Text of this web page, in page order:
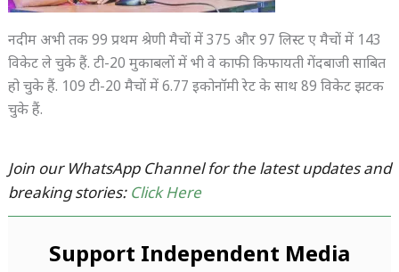
नदीम अभी तक 99 प्रथम श्रेणी मैचों में 375 और 97 लिस्ट ए मैचों में 143
विकेट ले चुके हैं. टी-20 मुकाबलों में भी वे काफी किफायती गेंदबाजी साबित
हो चुके हैं. 109 टी-20 मैचों में 6.77 इकोनॉमी रेट के साथ 89 विकेट झटक
चुके हैं.
Join our WhatsApp Channel for the latest updates and
breaking stories: Click Here
Support Independent Media